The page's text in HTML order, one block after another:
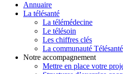
Annuaire
La télésanté
La télémédecine
Le télésoin
Les chiffres clés
La communauté Télésanté
Notre accompagnement
Mettre en place votre